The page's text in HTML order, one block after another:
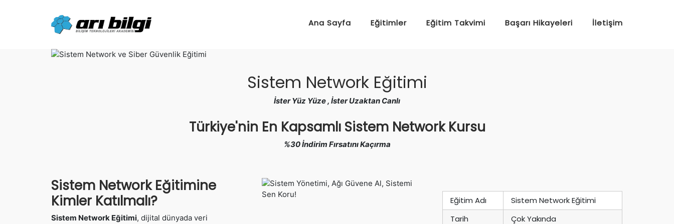
Ana Sayfa Eğitimler Eğitim Takvimi Başarı Hikayeleri İletişim
Sistem Network Eğitimi
İster Yüz Yüze , İster Uzaktan Canlı
Türkiye'nin En Kapsamlı Sistem Network Kursu
%30 İndirim Fırsatını Kaçırma
Sistem Network Eğitimine
Kimler Katılmalı?
Sistem Network Eğitimi, dijital dünyada veri
Eğitim Adı
Sistem Network Eğitimi
Tarih
Çok Yakında